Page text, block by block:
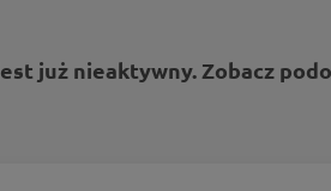
już nieaktywny. Zobacz